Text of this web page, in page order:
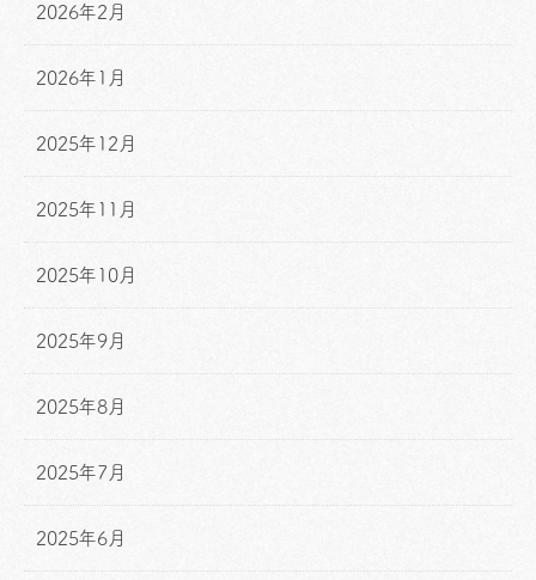
2026年2月
2026年1月
2025年12月
2025年11月
2025年10月
2025年9月
2025年8月
2025年7月
2025年6月